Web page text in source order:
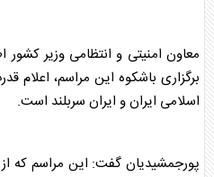
معاون امنیتی و انتظامی وزیر
برگزاری باشکوه این مراسم، اعلام
اسلامی ایران و ایران سربلند است.
پورجمشیدیان گفت: این مراسم که